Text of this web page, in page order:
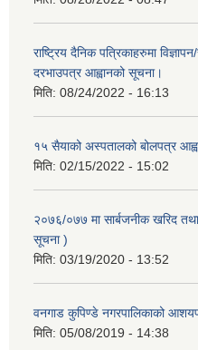
राष्ट्रिय दैनिक पत्रिकाहरुमा
दरभाउपत्र आह्वानको सूचना।
मिति: 08/24/2022 - 16:13
१५ सैयाको अस्पतालको बोलपत्र
मिति: 02/15/2022 - 15:02
२०७६/०७७ मा सार्बजनीक खरिद
सूचना )
मिति: 03/19/2020 - 13:52
वनगाड कुपिण्डे नगरपालिकाको
मिति: 05/08/2019 - 14:38